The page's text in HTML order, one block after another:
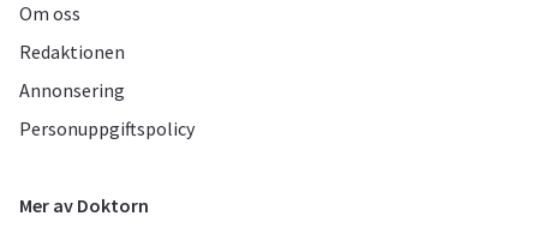
Om oss
Redaktionen
Annonsering
Personuppgiftspolicy
Mer av Doktorn